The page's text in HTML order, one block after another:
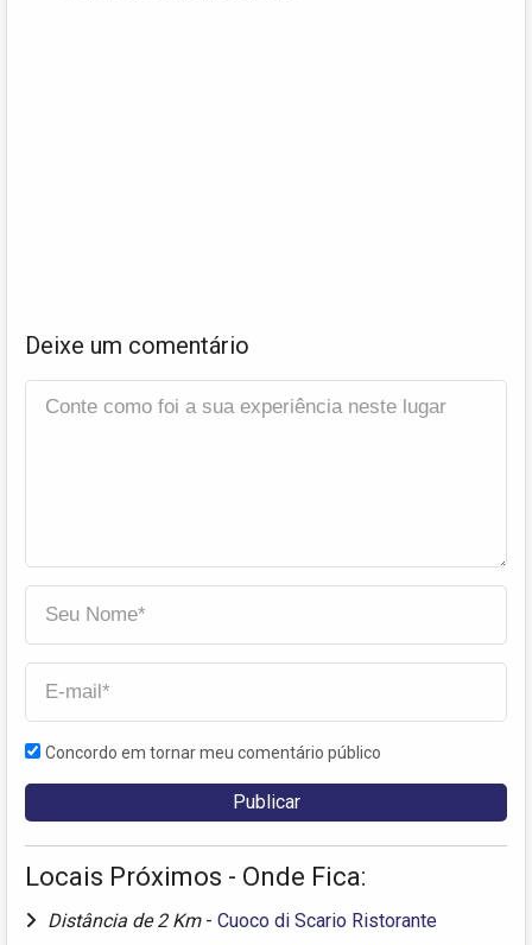
Deixe um comentário
Concordo em tornar meu comentário público
Locais Próximos - Onde Fica:
Distância de 2 Km - Cuoco di Scario Ristorante